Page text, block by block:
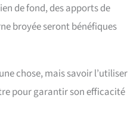
de fond, des apports de
broyée seront bénéfiques
chose, mais savoir l’utiliser
pour garantir son efficacité